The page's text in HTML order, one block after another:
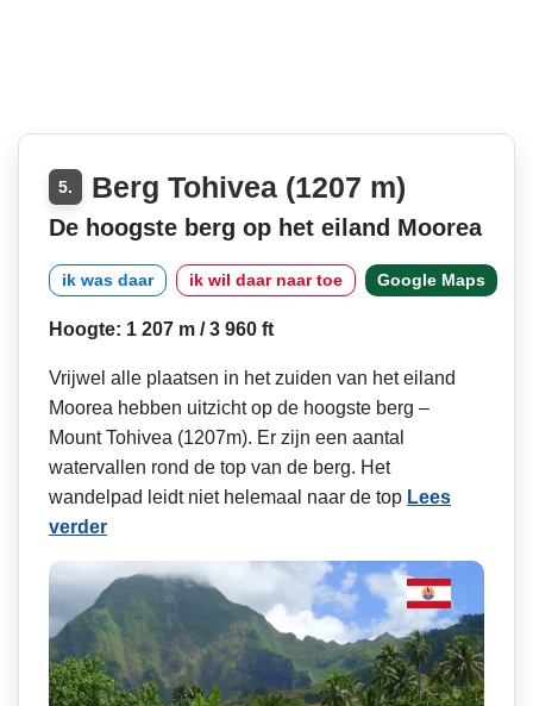
5. Berg Tohivea (1207 m)
De hoogste berg op het eiland Moorea
ik was daar ik wil daar naar toe Google Maps
Hoogte: 1 207 m / 3 960 ft
Vrijwel alle plaatsen in het zuiden van het eiland
Moorea hebben uitzicht op de hoogste berg –
Mount Tohivea (1207m). Er zijn een aantal
watervallen rond de top van de berg. Het
wandelpad leidt niet helemaal naar de top Lees
verder